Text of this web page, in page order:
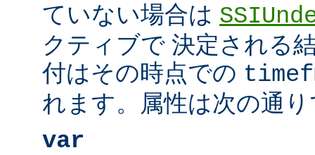
ていない場合は
クティブで 決定される
付はその時点での
れます。属性は次の通
var